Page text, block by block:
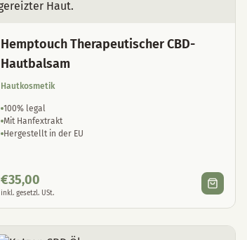
Hemptouch Therapeutischer CBD-
Hautbalsam
Hautkosmetik
100% legal
Mit Hanfextrakt
Hergestellt in der EU
€35,00
inkl. gesetzl. USt.